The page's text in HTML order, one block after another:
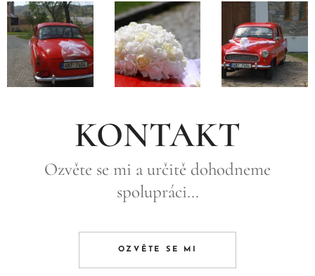
KONTAKT
Ozvěte se mi a určitě dohodneme
spolupráci...
OZVĚTE SE MI